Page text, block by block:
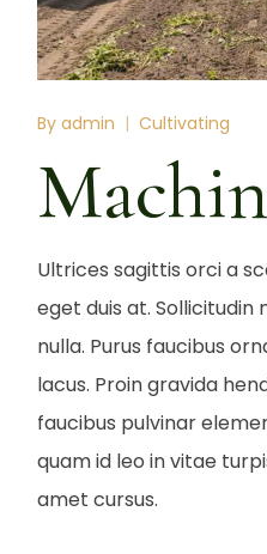
By admin Cultivating
Ultrices sagittis orci a
eget duis at.
nulla. Purus faucibus
lacus. Proin gravida
faucibus pulvinar
quam id leo in vitae
amet cursus.